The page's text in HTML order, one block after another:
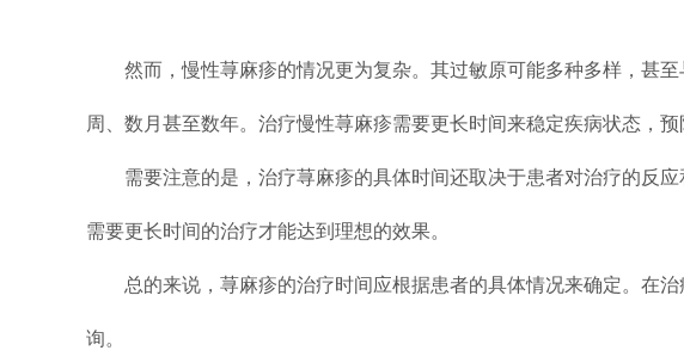
然而，慢性荨麻疹的情况更为复杂。其过敏原可能多种多样，甚至
周、数月甚至数年。治疗慢性荨麻疹需要更长时间来稳定疾病状态，预
需要注意的是，治疗荨麻疹的具体时间还取决于患者对治疗的反应
需要更长时间的治疗才能达到理想的效果。
总的来说，荨麻疹的治疗时间应根据患者的具体情况来确定。在治
询。